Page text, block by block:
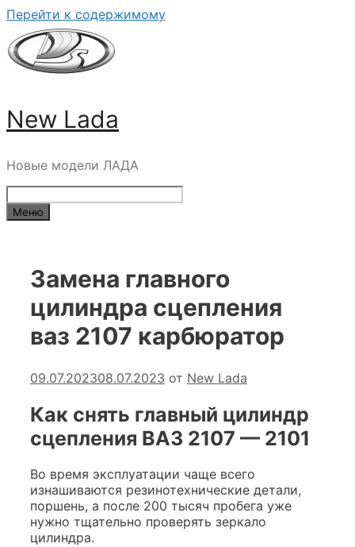
Перейти к содержимому
New Lada
Новые модели ЛАДА
Меню
Замена главного
цилиндра сцепления
ваз 2107 карбюратор
09.07.202308.07.2023 от New Lada
Как снять главный цилиндр
сцепления ВАЗ 2107 — 2101
Во время эксплуатации чаще всего
изнашиваются резинотехнические детали,
поршень, а после 200 тысяч пробега уже
нужно тщательно проверять зеркало
цилиндра.